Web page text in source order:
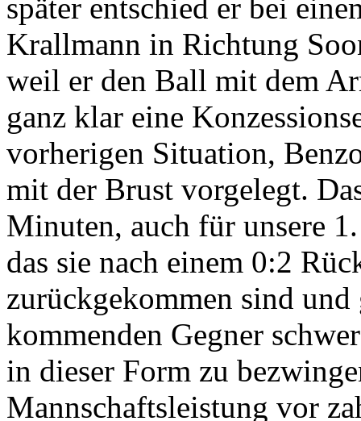
später entschied er bei
Krallmann in Richtung
weil er den Ball mit dem
ganz klar eine
vorherigen Situation,
mit der Brust vorgelegt.
Minuten, auch für unsere
das sie nach einem 0:2
zurückgekommen sind und
kommenden Gegner
in dieser Form zu
Mannschaftsleistung vor